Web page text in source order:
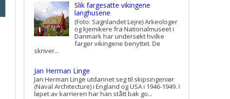
Slik fargesatte vikingene
langhusene
(Foto: Sagnlandet Lejre) Arkeologer
og kjemikere fra Nationalmuseet i
Danmark har undersøkt hvilke
farger vikingene benyttet. De
skriver...
Jan Herman Linge
Jan Herman Linge utdannet seg til skipsingeniør
(Naval Architecture) i England og USA i 1946-1949. I
løpet av karrieren har han stått bak go...